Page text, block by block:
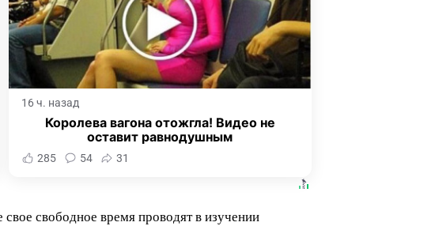
16 ч. назад
Королева вагона отожгла! Видео не
оставит равнодушным
285 54 31
свое свободное время проводят в изучении